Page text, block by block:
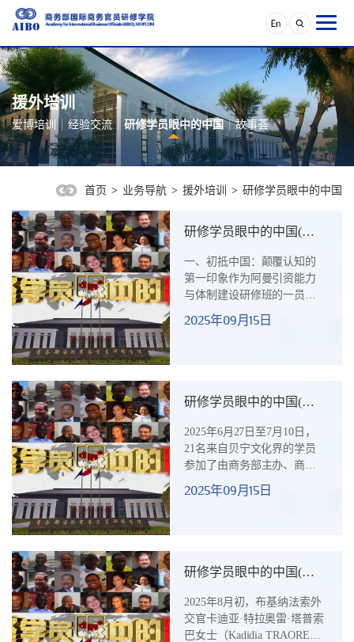
援外培训
爱博培训 经验交流 研修学员眼中的中国 故事荟
首页 > 业务导航 > 援外培训 > 研修学员眼中的中国
研修学员眼中的中国(五
曼研修学员的中国十四日
感悟——哈利德·阿里·马
阿曼工业城管理局投资者
一、初抵中国：颠覆认知的
第一印象作为阿曼引资能力
与体制建设研修班的一员，
这是我首次踏上这片东方大
国的土地。来中国前，西方
闻，塑造中国人封闭的形
象，诋毁中国产品质量，还
宣扬中国落后贫穷、基建老
旧。当航班降落在北京首都
国际机场，走出航站楼的瞬
固有印象。两位中国青年热
2025年09月15日
研修学员眼中的中国(五
宁学员眼中的中国阅兵与
民族精神
2025年6月27日至7月10日，
21名来自贝宁文化界的学员
参加了由商务部主办、商务
部国际商务官员研修学院承
办的贝宁文化遗产保护与发
展。9月3日，该班部分学员
通过电视直播观看了纪念中
国人民抗日战争暨世界反法
西斯战争胜利80周年大会，
学员们纷纷表示，这场大会
2025年09月15日
研修学员眼中的中国(五
诗倾诉对中国的热爱
2025年8月初，布基纳法索外
交官卡迪亚·特拉奥雷·塔普索
巴女士（Kadidia TRAORE